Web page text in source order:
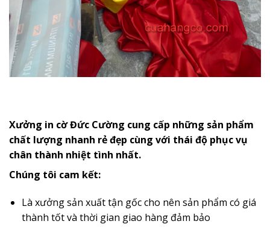
Xưởng in cờ Đức Cường cung cấp những sản phẩm
chất lượng nhanh rẻ đẹp cùng với thái độ phục vụ
chân thành nhiệt tình nhất.
Chúng tôi cam kết:
Là xưởng sản xuất tận gốc cho nên sản phẩm có giá
thành tốt và thời gian giao hàng đảm bảo